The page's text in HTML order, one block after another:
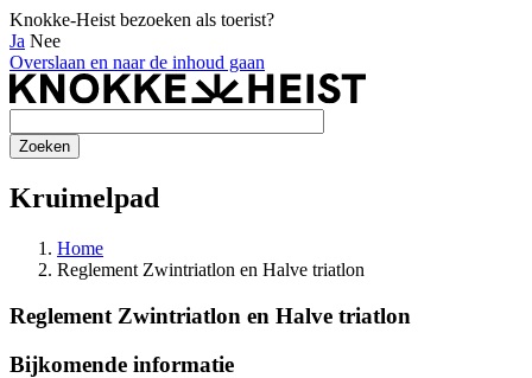
Knokke-Heist bezoeken als toerist?
Ja Nee
Overslaan en naar de inhoud gaan
Kruimelpad
Home
Reglement Zwintriatlon en Halve triatlon
Reglement Zwintriatlon en Halve triatlon
Bijkomende informatie